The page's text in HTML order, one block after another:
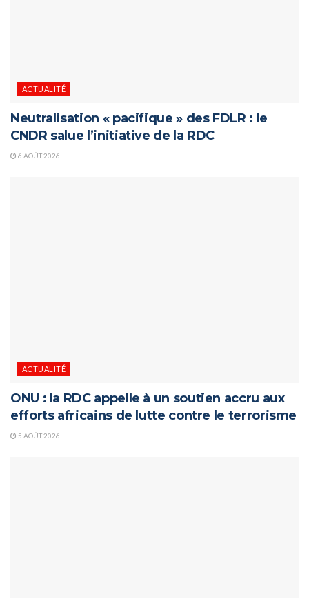
ACTUALITÉ
Neutralisation « pacifique » des FDLR : le
CNDR salue l’initiative de la RDC
6 AOÛT 2026
ACTUALITÉ
ONU : la RDC appelle à un soutien accru aux
efforts africains de lutte contre le terrorisme
5 AOÛT 2026